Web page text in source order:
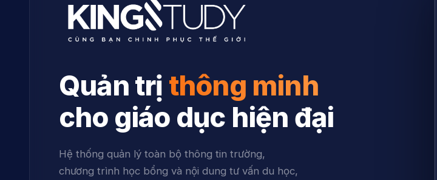
Quản trị thông minh
cho giáo dục hiện đại
Hệ thống quản lý toàn bộ thông tin trường,
chương trình học bổng và nội dung tư vấn du học,